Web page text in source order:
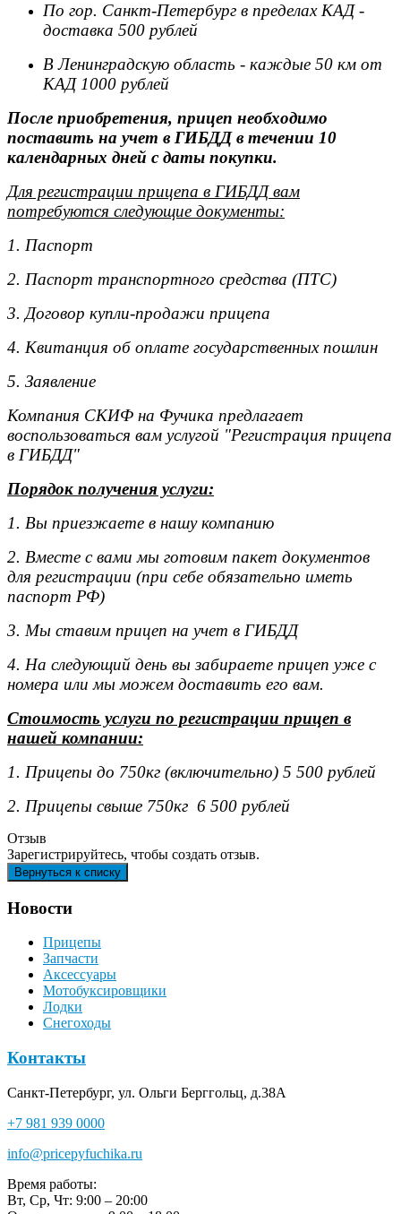
По гор. Санкт-Петербург в пределах КАД -
доставка 500 рублей
В Ленинградскую область - каждые 50 км от
КАД 1000 рублей
После приобретения, прицеп необходимо
поставить на учет в ГИБДД в течении 10
календарных дней с даты покупки.
Для регистрации прицепа в ГИБДД вам
потребуются следующие документы:
1. Паспорт
2. Паспорт транспортного средства (ПТС)
3. Договор купли-продажи прицепа
4. Квитанция об оплате государственных пошлин
5. Заявление
Компания СКИФ на Фучика предлагает
воспользоваться вам услугой "Регистрация прицепа
в ГИБДД"
Порядок получения услуги:
1. Вы приезжаете в нашу компанию
2. Вместе с вами мы готовим пакет документов
для регистрации (при себе обязательно иметь
паспорт РФ)
3. Мы ставим прицеп на учет в ГИБДД
4. На следующий день вы забираете прицеп уже с
номера или мы можем доставить его вам.
Стоимость услуги по регистрации прицеп в
нашей компании:
1. Прицепы до 750кг (включительно) 5 500 рублей
2. Прицепы свыше 750кг 6 500 рублей
Отзыв
Зарегистрируйтесь, чтобы создать отзыв.
Новости
Прицепы
Запчасти
Аксессуары
Мотобуксировщики
Лодки
Снегоходы
Контакты
Санкт-Петербург, ул. Ольги Берггольц, д.38А
+7 981 939 0000
info@pricepyfuchika.ru
Время работы:
Вт, Ср, Чт: 9:00 – 20:00